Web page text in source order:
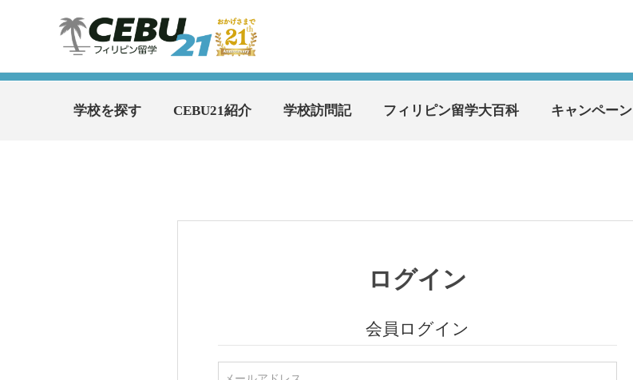
学校を探す CEBU21紹介 学校訪問記 フィリピン留学大百科 キャンペーン
ログイン
会員ログイン